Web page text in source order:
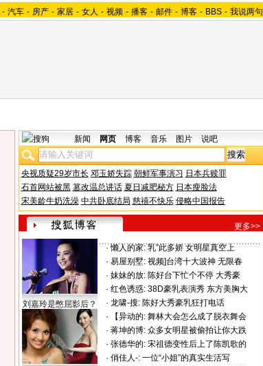
- 汽车 - 房产 - 家居 - 女人 - 视频 - 播客 - 邮件 - 博客 - BBS - 我说两句
新闻 网页 博客 音乐 图片 说吧
央视质疑29岁市长 邓玉娇失踪 朝鲜军事演习 日本兵赎罪
石首网站被黑 篡改温总讲话 夏日减肥秘方 日本瘦脸法
宋美龄牛奶洗澡 中共卧底结局 慈禧不快乐 侵略中国报告
更多>>
刘嘉玲是憋屈影后？
·懒人的家: 乳”此多娇 女明星真空上
· 易屋别墅: 视频]台湾十大波神 无限春
· 妹妹的放: 陈好台下忙个不停 大秀豪
· 红色诱惑: 38D豪乳表演秀 东方美胸大
· 龙啸-搜: 陈好大秀豪乳狂打电话
·
【异动的: 舞林大会怎么成了脱衣舞会
· 蒋坤的博: 众多女明星被偷拍让你大跌
· 张德华的: 宋祖德变性后上了陈凯歌的
· 俏佳人-: 一位“小姐”的真实生活写